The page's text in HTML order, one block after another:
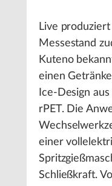
Live
Messestand
Kuteno
einen
Ice-Design
rPET. Die
einer
Schließkraft.